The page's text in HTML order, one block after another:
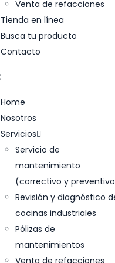
Venta de refacciones
Tienda en línea
Busca tu producto
Contacto
Home
Nosotros
Servicios
Servicio de
mantenimiento
(correctivo y
Revisión y diagnóstico
cocinas industriales
Pólizas de
mantenimientos
Venta de refacciones